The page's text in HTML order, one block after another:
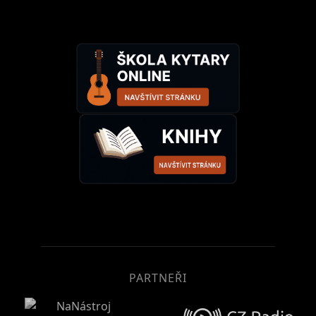
elektromechanik. V té době se také jeho
rodina přestěhovala do Újezda nad Černými
lesy, kde navštívil zkoušku Pražského výběru a
vznikne tak špatným odposlechem písně
Nafta nad Zlato (později Olda je přítel můj)
spojení Not vanasto. To dá později jméno
jedné z nejúspěšnějších českých kapel 90. let.
posléze vytvořil neodmyslitelnou dvojici.
Kapela několikrát změnila jméno i svoji
Michalem Penkem. Petr s Robertem po
PARTNEŘI